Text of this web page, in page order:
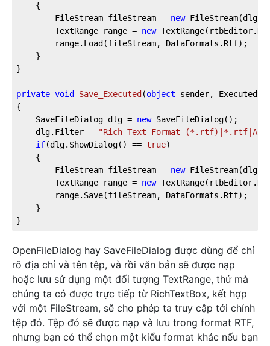
		FileStream fileStream =
new
		TextRange range =
new
}
private void Save_Executed (object sender,
{
	SaveFileDialog dlg =
new SaveFileDialog();
	dlg.Filter =
"Rich Text Format
if(dlg.ShowDialog() == true)
		FileStream fileStream =
new
		TextRange range =
new
}
OpenFileDialog hay SaveFileDialog được dùng để chỉ
rõ địa chỉ và tên tệp, và rồi văn bản sẽ được nạp
hoặc lưu sử dụng một đối tượng TextRange, thứ mà
chúng ta có được trực tiếp từ RichTextBox, kết hợp
với một FileStream, sẽ cho phép ta truy cập tới chính
tệp đó. Tệp đó sẽ được nạp và lưu trong format RTF,
nhưng bạn có thể chọn một kiểu format khác nếu bạn